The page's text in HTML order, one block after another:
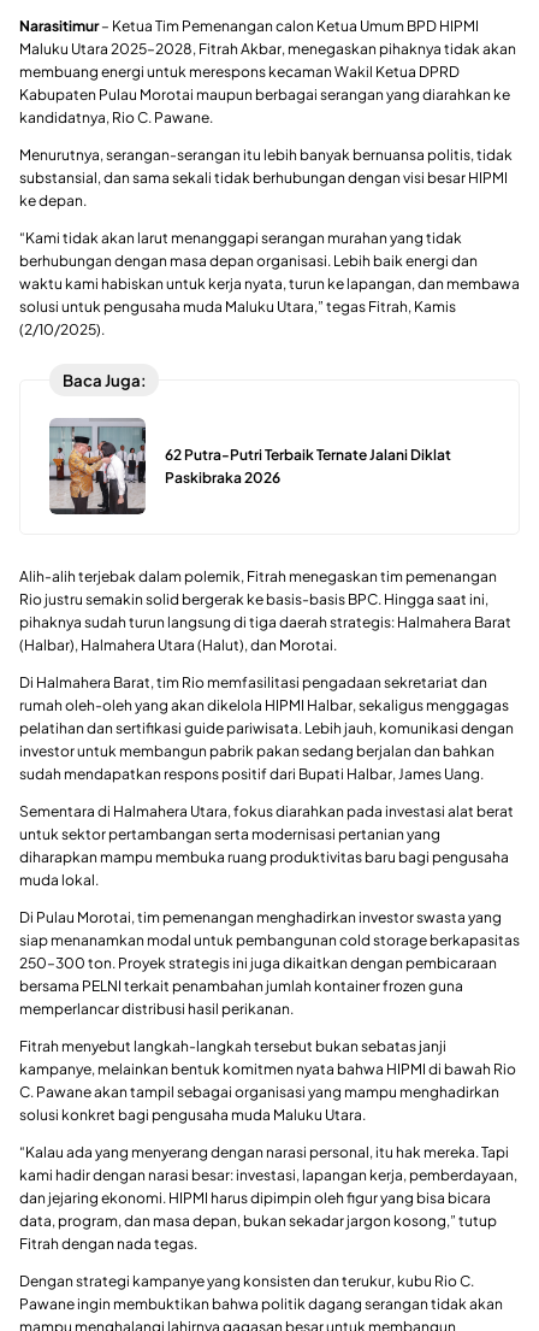
Narasitimur– Ketua Tim Pemenangan calon Ketua Umum BPD HIPMI
Maluku Utara 2025–2028, Fitrah Akbar, menegaskan pihaknya tidak akan
membuang energi untuk merespons kecaman Wakil Ketua DPRD
Kabupaten Pulau Morotai maupun berbagai serangan yang diarahkan ke
kandidatnya, Rio C. Pawane.
Menurutnya, serangan-serangan itu lebih banyak bernuansa politis, tidak
substansial, dan sama sekali tidak berhubungan dengan visi besar HIPMI
ke depan.
“Kami tidak akan larut menanggapi serangan murahan yang tidak
berhubungan dengan masa depan organisasi. Lebih baik energi dan
waktu kami habiskan untuk kerja nyata, turun ke lapangan, dan membawa
solusi untuk pengusaha muda Maluku Utara,” tegas Fitrah, Kamis
(2/10/2025).
Baca Juga:
62 Putra-Putri Terbaik Ternate Jalani Diklat
Paskibraka 2026
Alih-alih terjebak dalam polemik, Fitrah menegaskan tim pemenangan
Rio justru semakin solid bergerak ke basis-basis BPC. Hingga saat ini,
pihaknya sudah turun langsung di tiga daerah strategis: Halmahera Barat
(Halbar), Halmahera Utara (Halut), dan Morotai.
Di Halmahera Barat, tim Rio memfasilitasi pengadaan sekretariat dan
rumah oleh-oleh yang akan dikelola HIPMI Halbar, sekaligus menggagas
pelatihan dan sertifikasi guide pariwisata. Lebih jauh, komunikasi dengan
investor untuk membangun pabrik pakan sedang berjalan dan bahkan
sudah mendapatkan respons positif dari Bupati Halbar, James Uang.
Sementara di Halmahera Utara, fokus diarahkan pada investasi alat berat
untuk sektor pertambangan serta modernisasi pertanian yang
diharapkan mampu membuka ruang produktivitas baru bagi pengusaha
muda lokal.
Di Pulau Morotai, tim pemenangan menghadirkan investor swasta yang
siap menanamkan modal untuk pembangunan cold storage berkapasitas
250–300 ton. Proyek strategis ini juga dikaitkan dengan pembicaraan
bersama PELNI terkait penambahan jumlah kontainer frozen guna
memperlancar distribusi hasil perikanan.
Fitrah menyebut langkah-langkah tersebut bukan sebatas janji
kampanye, melainkan bentuk komitmen nyata bahwa HIPMI di bawah Rio
C. Pawane akan tampil sebagai organisasi yang mampu menghadirkan
solusi konkret bagi pengusaha muda Maluku Utara.
“Kalau ada yang menyerang dengan narasi personal, itu hak mereka. Tapi
kami hadir dengan narasi besar: investasi, lapangan kerja, pemberdayaan,
dan jejaring ekonomi. HIPMI harus dipimpin oleh figur yang bisa bicara
data, program, dan masa depan, bukan sekadar jargon kosong,” tutup
Fitrah dengan nada tegas.
Dengan strategi kampanye yang konsisten dan terukur, kubu Rio C.
Pawane ingin membuktikan bahwa politik dagang serangan tidak akan
mampu menghalangi lahirnya gagasan besar untuk membangun